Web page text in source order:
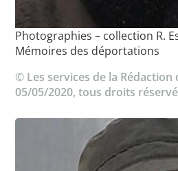
Photographies – collection R.
Mémoires des déportations
© Les services de la Rédaction
05/05/2020, tous droits